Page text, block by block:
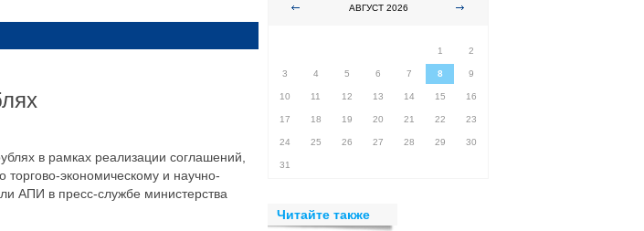
в рамках реализации соглашений,
экономическому и научно-
АПИ в пресс-службе министерства
АВГУСТ 2026
1
2
3 4 5 6 7 8 9
10 11 12 13 14 15 16
17 18 19 20 21 22 23
24 25 26 27 28 29 30
31
Читайте также